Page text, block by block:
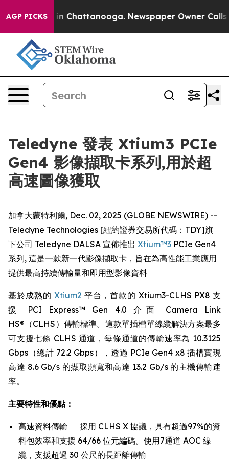
AGP PICKS
Chaos in Chattanooga. Newspaper Owner Calls
Teledyne 發表 Xtium3 PCIe
Gen4 影像擷取卡系列,用於超
高速圖像獲取
加拿大蒙特利爾, Dec. 02, 2025 (GLOBE NEWSWIRE) --
Teledyne Technologies [紐約證券交易所代碼：TDY]旗
下公司 Teledyne DALSA 宣佈推出 Xtium™3 PCIe Gen4
系列, 這是一款新一代影像擷取卡，旨在為高性能工業應用
提供最高持續傳輸量和即用型影像資料
基於成熟的 Xtium2 平台，首款的 Xtium3-CLHS PX8 支
援 PCI Express™ Gen 4.0 介面 Camera Link
HS®（CLHS）傳輸標準。這款單插槽單線纜解決方案最多
可支援七條 CLHS 通道，每條通道的傳輸速率為 10.3125
Gbps（總計 72.2 Gbps），透過 PCIe Gen4 x8 插槽實現
高達 8.6 Gb/s 的擷取頻寬和高達 13.2 Gb/s 的主機傳輸速
率。
主要特性和優點：
高速資料傳輸 ̶ 採用 CLHS X 協議，具有超過97%的資
料包效率和支援 64/66 位元編碼。使用7通道 AOC 線
纜，支援超過 30 公尺的長距離傳輸